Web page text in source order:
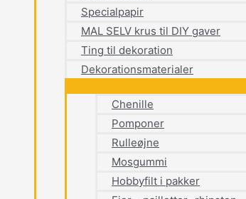
Specialpapir
MAL SELV krus til DIY gaver
Ting til dekoration
Dekorationsmaterialer
Chenille
Pomponer
Rulleøjne
Mosgummi
Hobbyfilt i pakker